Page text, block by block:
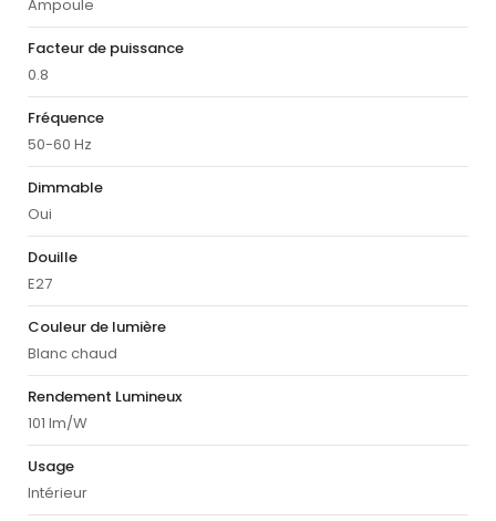
Ampoule
Facteur de puissance
0.8
Fréquence
50-60 Hz
Dimmable
Oui
Douille
E27
Couleur de lumière
Blanc chaud
Rendement Lumineux
101 lm/W
Usage
Intérieur